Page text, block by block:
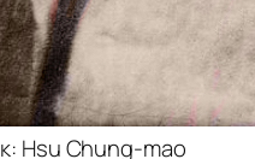
Hsu Chung-mao